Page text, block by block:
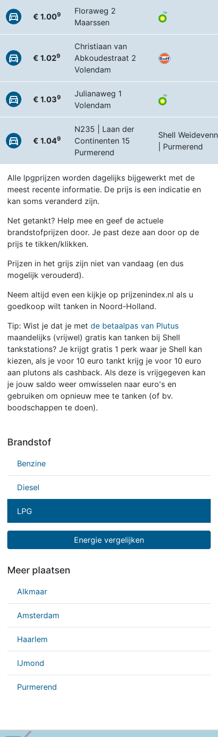
€ 1.009
Floraweg 2
Maarssen
€ 1.029
Christiaan van
Abkoudestraat 2
Volendam
€ 1.039
Julianaweg 1
Volendam
€ 1.049
N235 | Laan der
Continenten 15
Purmerend
Shell
| Purmerend
Alle lpgprijzen worden dagelijks bijgewerkt met de
meest recente informatie. De prijs is een indicatie en
kan soms veranderd zijn.
Net getankt? Help mee en geef de actuele
brandstofprijzen door. Je past deze aan door op de
prijs te tikken/klikken.
Prijzen in het grijs zijn niet van vandaag (en dus
mogelijk verouderd).
Neem altijd even een kijkje op prijzenindex.nl als u
goedkoop wilt tanken in Noord-Holland.
Tip: Wist je dat je met de betaalpas van Plutus
maandelijks (vrijwel) gratis kan tanken bij Shell
tankstations? Je krijgt gratis 1 perk waar je Shell kan
kiezen, als je voor 10 euro tankt krijg je voor 10 euro
aan plutons als cashback. Als deze is vrijgegeven kan
je jouw saldo weer omwisselen naar euro's en
gebruiken om opnieuw mee te tanken (of bv.
boodschappen te doen).
Brandstof
Benzine
Diesel
LPG
Energie vergelijken
Meer plaatsen
Alkmaar
Amsterdam
Haarlem
IJmond
Purmerend